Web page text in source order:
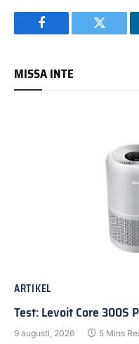
Facebook Twitter
MISSA INTE
ARTIKEL
Test: Levoit Core 300S
9 augusti, 2026 5 Mins